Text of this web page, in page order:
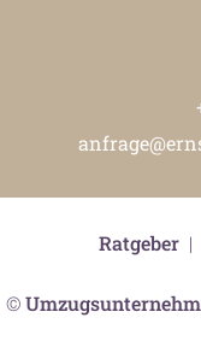
©
Ratgeber|